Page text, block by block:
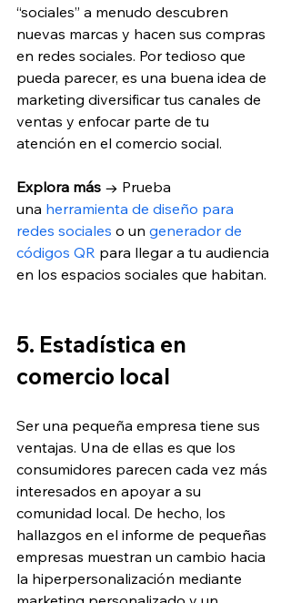
“sociales” a menudo descubren
nuevas marcas y hacen sus compras
en redes sociales. Por tedioso que
pueda parecer, es una buena idea de
marketing diversificar tus canales de
ventas y enfocar parte de tu
atención en el comercio social.
Explora más → Prueba
una herramienta de diseño para
redes sociales o un generador de
códigos QR para llegar a tu audiencia
en los espacios sociales que habitan.
5. Estadística en
comercio local
Ser una pequeña empresa tiene sus
ventajas. Una de ellas es que los
consumidores parecen cada vez más
interesados en apoyar a su
comunidad local. De hecho, los
hallazgos en el informe de pequeñas
empresas muestran un cambio hacia
la hiperpersonalización mediante